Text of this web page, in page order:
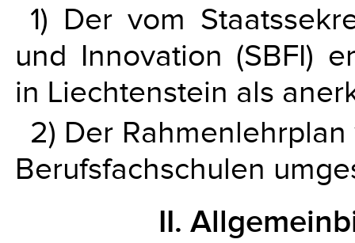
1) Der vom
und Innovation (SBFI)
in Liechtenstein als
2) Der
Berufsfachschulen
II.